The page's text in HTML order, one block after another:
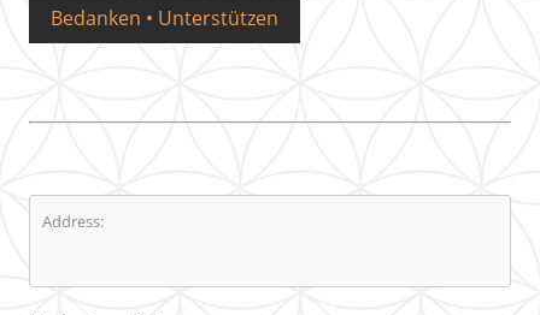
Bedanken • Unterstützen
Address: